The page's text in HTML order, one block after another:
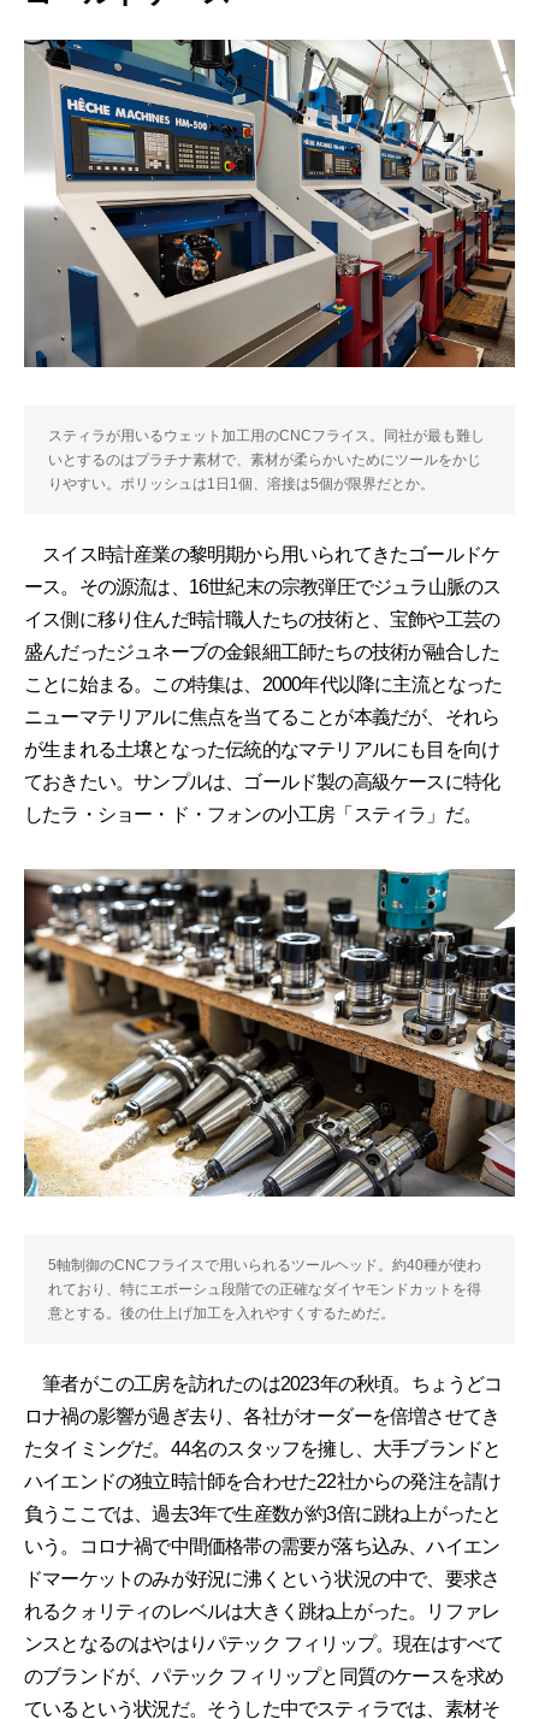
スティラが用いるウェット加工用のCNCフライス。同社が最も難し
いとするのはプラチナ素材で、素材が柔らかいためにツールをかじ
りやすい。ポリッシュは1日1個、溶接は5個が限界だとか。
スイス時計産業の黎明期から用いられてきたゴールドケ
ース。その源流は、16世紀末の宗教弾圧でジュラ山脈のス
イス側に移り住んだ時計職人たちの技術と、宝飾や工芸の
盛んだったジュネーブの金銀細工師たちの技術が融合した
ことに始まる。この特集は、2000年代以降に主流となった
ニューマテリアルに焦点を当てることが本義だが、それら
が生まれる土壌となった伝統的なマテリアルにも目を向け
ておきたい。サンプルは、ゴールド製の高級ケースに特化
したラ・ショー・ド・フォンの小工房「スティラ」だ。
5軸制御のCNCフライスで用いられるツールヘッド。約40種が使わ
れており、特にエボーシュ段階での正確なダイヤモンドカットを得
意とする。後の仕上げ加工を入れやすくするためだ。
筆者がこの工房を訪れたのは2023年の秋頃。ちょうどコ
ロナ禍の影響が過ぎ去り、各社がオーダーを倍増させてき
たタイミングだ。44名のスタッフを擁し、大手ブランドと
ハイエンドの独立時計師を合わせた22社からの発注を請け
負うここでは、過去3年で生産数が約3倍に跳ね上がったと
いう。コロナ禍で中間価格帯の需要が落ち込み、ハイエン
ドマーケットのみが好況に沸くという状況の中で、要求さ
れるクォリティのレベルは大きく跳ね上がった。リファレ
ンスとなるのはやはりパテック フィリップ。現在はすべて
のブランドが、パテック フィリップと同質のケースを求め
ているという状況だ。そうした中でスティラでは、素材そ